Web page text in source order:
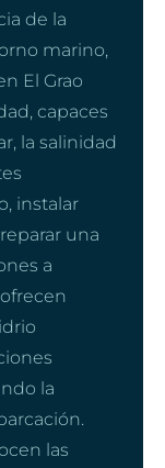
de la
marino,
El Grao
capaces
la salinidad
instalar
una
a
la
las